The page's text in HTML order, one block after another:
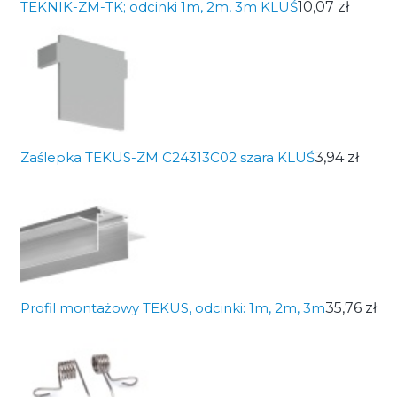
TEKNIK-ZM-TK; odcinki 1m, 2m, 3m KLUŚ10,07 zł
Zaślepka TEKUS-ZM C24313C02 szara KLUŚ3,94 zł
Profil montażowy TEKUS, odcinki: 1m, 2m, 3m35,76 zł